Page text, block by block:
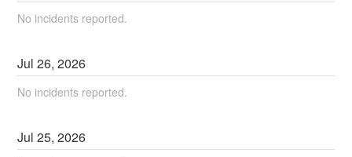
No incidents reported.
Jul26,2026
No incidents reported.
Jul25,2026